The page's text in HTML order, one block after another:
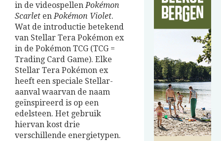
in de videospellenPokémon
Scarlet enPokémon Violet.
Wat de introductie betekend
van Stellar Tera Pokémon ex
in de Pokémon TCG (TCG =
Trading Card Game). Elke
Stellar Tera Pokémon ex
heeft een speciale Stellar-
aanval waarvan de naam
geïnspireerd is op een
edelsteen. Het gebruik
hiervan kost drie
verschillende energietypen.